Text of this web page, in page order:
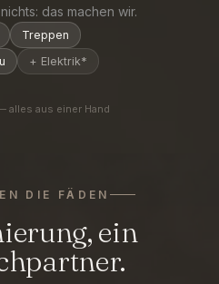
das machen wir.
Treppen
+ Elektrik*
alles aus einer Hand
DIE FÄDEN
ein